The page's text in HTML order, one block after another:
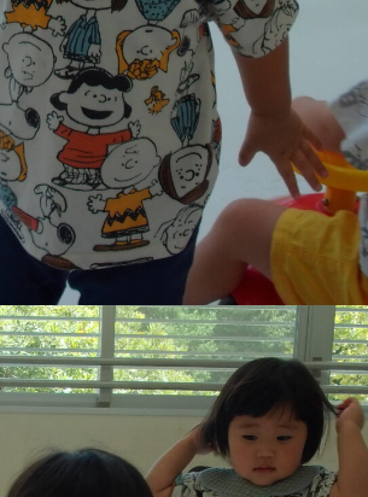
園児募集要項
美⽊多チコス
美⽊多チコスについて
美⽊多チコスブログ